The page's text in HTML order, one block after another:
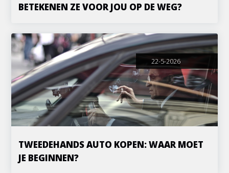
BETEKENEN ZE VOOR JOU OP DE WEG?
22-5-2026
TWEEDEHANDS AUTO KOPEN: WAAR MOET
JE BEGINNEN?